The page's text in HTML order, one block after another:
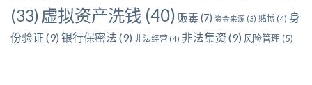
(33) 虚拟资产洗钱 (40) 贩毒 (7) 资金来源 (3) 赌博 (4) 身
份验证 (9) 银行保密法 (9) 非法经营 (4) 非法集资 (9) 风险管理(5)